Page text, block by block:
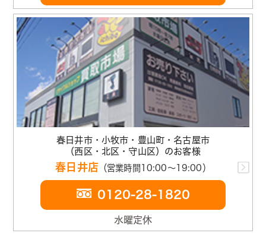
春日井市・小牧市・豊山町・名古屋市
（西区・北区・守山区）のお客様
春日井店 （営業時間10:00～19:00）
0120-28-1820
水曜定休